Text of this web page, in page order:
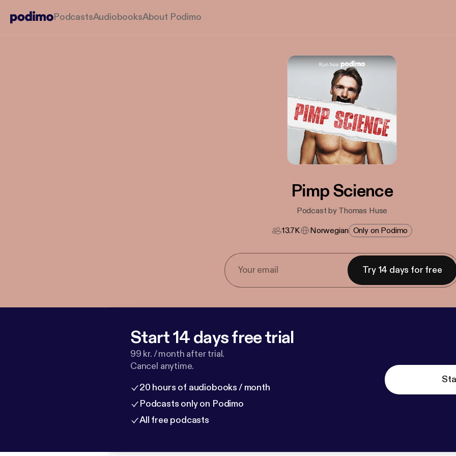
PodcastsAudiobooksAbout Podimo
Pimp Science
Podcast by Thomas Huse
13.7K
Norwegian Only on Podimo
Try 14 days for free
Start 14 days free trial
99 kr. / month after trial.
Cancel anytime.
20 hours of audiobooks / month
Podcasts only on Podimo
All free podcasts